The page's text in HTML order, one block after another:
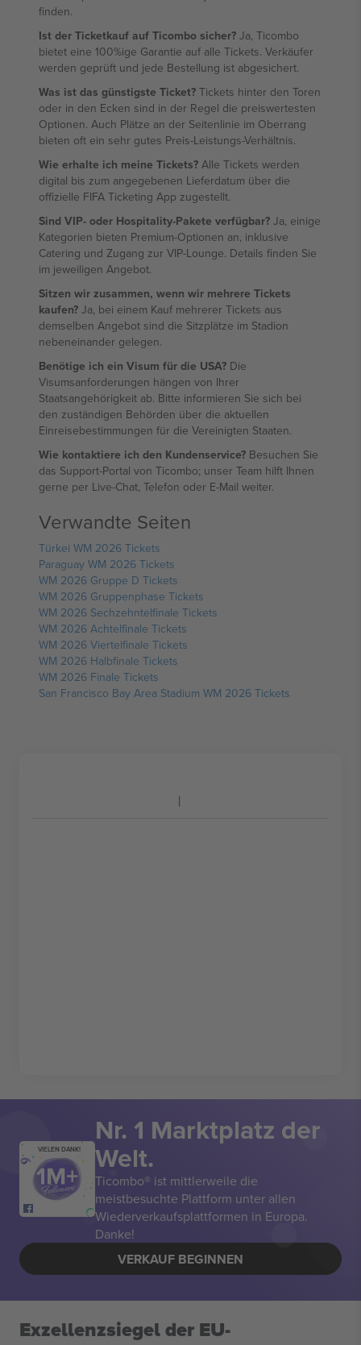
finden.
Ist der Ticketkauf auf Ticombo sicher? Ja, Ticombo
bietet eine 100%ige Garantie auf alle Tickets. Verkäufer
werden geprüft und jede Bestellung ist abgesichert.
Was ist das günstigste Ticket? Tickets hinter den Toren
oder in den Ecken sind in der Regel die preiswertesten
Optionen. Auch Plätze an der Seitenlinie im Oberrang
bieten oft ein sehr gutes Preis-Leistungs-Verhältnis.
Wie erhalte ich meine Tickets? Alle Tickets werden
digital bis zum angegebenen Lieferdatum über die
offizielle FIFA Ticketing App zugestellt.
Sind VIP- oder Hospitality-Pakete verfügbar? Ja, einige
Kategorien bieten Premium-Optionen an, inklusive
Catering und Zugang zur VIP-Lounge. Details finden Sie
im jeweiligen Angebot.
Sitzen wir zusammen, wenn wir mehrere Tickets
kaufen? Ja, bei einem Kauf mehrerer Tickets aus
demselben Angebot sind die Sitzplätze im Stadion
nebeneinander gelegen.
Benötige ich ein Visum für die USA? Die
Visumsanforderungen hängen von Ihrer
Staatsangehörigkeit ab. Bitte informieren Sie sich bei
den zuständigen Behörden über die aktuellen
Einreisebestimmungen für die Vereinigten Staaten.
Wie kontaktiere ich den Kundenservice? Besuchen Sie
das Support-Portal von Ticombo; unser Team hilft Ihnen
gerne per Live-Chat, Telefon oder E-Mail weiter.
Verwandte Seiten
Türkei WM 2026 Tickets
Paraguay WM 2026 Tickets
WM 2026 Gruppe D Tickets
WM 2026 Gruppenphase Tickets
WM 2026 Sechzehntelfinale Tickets
WM 2026 Achtelfinale Tickets
WM 2026 Viertelfinale Tickets
WM 2026 Halbfinale Tickets
WM 2026 Finale Tickets
San Francisco Bay Area Stadium WM 2026 Tickets
VIELEN DANK!
Nr. 1 Marktplatz der
Welt.
Ticombo® ist mittlerweile die
meistbesuchte Plattform unter allen
Wiederverkaufsplattformen in Europa.
Danke!
VERKAUF BEGINNEN
Exzellenzsiegel der EU-